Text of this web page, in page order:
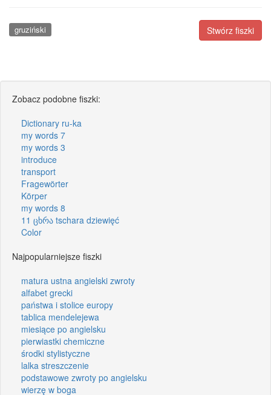
Stwórz fiszki
gruziński
Zobacz podobne fiszki:
Dictionary ru-ka
my words 7
my words 3
introduce
transport
Fragewörter
Körper
my words 8
11 ცხრა tschara dziewięć
Color
Najpopularniejsze fiszki
matura ustna angielski zwroty
alfabet grecki
państwa i stolice europy
tablica mendelejewa
miesiące po angielsku
pierwiastki chemiczne
środki stylistyczne
lalka streszczenie
podstawowe zwroty po angielsku
wierzę w boga